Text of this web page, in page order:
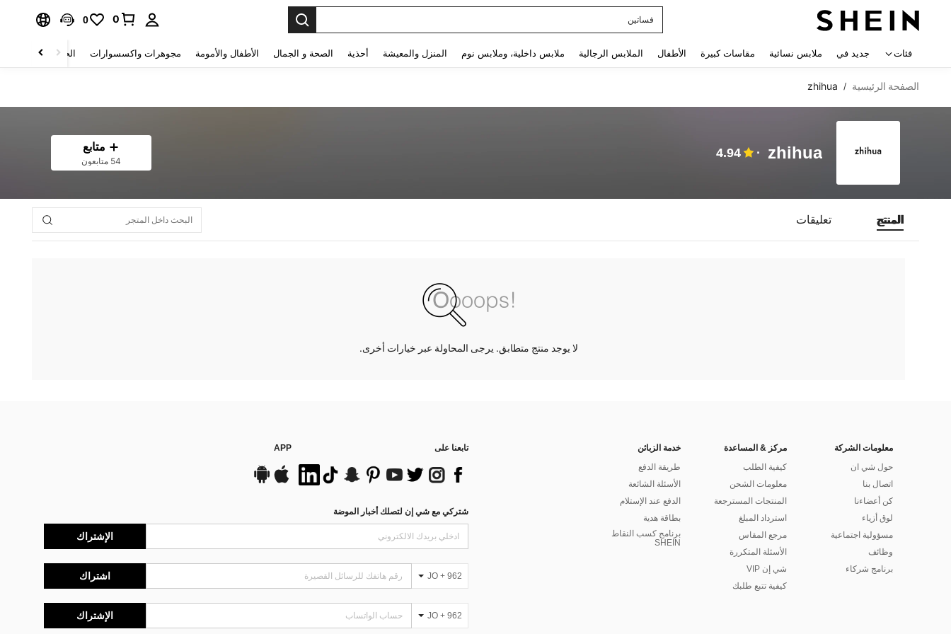
فساتين
0
0
فئات جديد في ملابس نسائية مقاسات كبيرة الأطفال الملابس الرجالية ملابس داخلية، وملابس نوم المنزل والمعيشة أحذية الصحة و الجمال الأطفال والأمومة مجوهرات واكسسوارات الحقائب والأمتعة
الصفحة الرئيسية /
zhihua
zhihua
4.94 متابع
54 متابعون
المنتج تعليقات
لا يوجد منتج متطابق. يرجى المحاولة عبر خيارات أخرى.
معلومات الشركة
حول شي ان
اتصال بنا
كن أعضاءنا
لوق أزياء
مسؤولية اجتماعية
وظائف
برنامج شركاء
مركز & المساعدة
كيفية الطلب
معلومات الشحن
المنتجات المسترجعة
استرداد المبلغ
مرجع المقاس
الأسئلة المتكررة
شي إن VIP
كيفية تتبع طلبك
خدمة الزبائن
طريقة الدفع
الأسئلة الشائعة
الدفع عند الإستلام
بطاقة هدية
برنامج كسب النقاط
SHEIN
تابعنا على APP
شتركي مع شي إن لتصلك أخبار الموضة
الإشتراك
JO + 962 اشتراك
JO + 962 الإشتراك